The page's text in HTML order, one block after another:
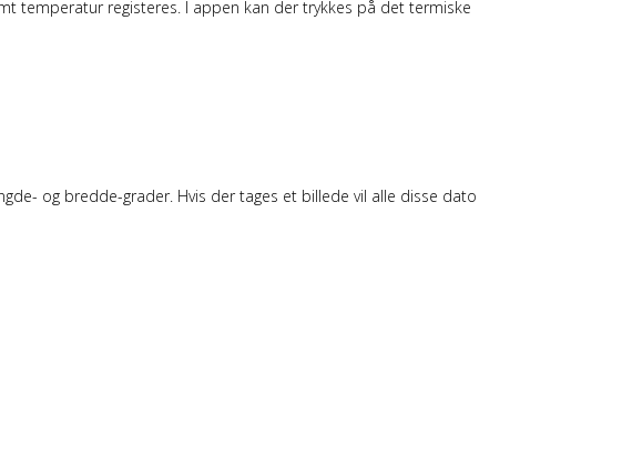
temperatur registeres. I appen kan der trykkes på det termiske
og bredde-grader. Hvis der tages et billede vil alle disse dato